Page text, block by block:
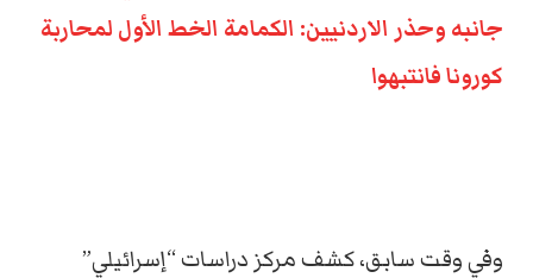
جانبه وحذر الاردنيين: الكمامة الخط الأول لمحاربة
كورونا فانتبهوا
وفي وقت سابق، كشف مركز دراسات “إسرائيلي”